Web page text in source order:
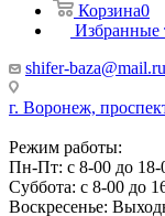
Корзина0
Избранные
shifer-baza@mail.ru
г. Воронеж,
Режим работы:
Пн-Пт: с 8-00 до 18-
Суббота: с 8-00 до
Воскресенье: